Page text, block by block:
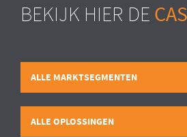
BEKIJK HIER DE
ALLE MARKTSEGMENTEN
ALLE OPLOSSINGEN